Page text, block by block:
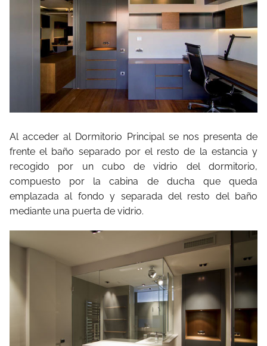
Al acceder al Dormitorio Principal se nos presenta de
frente el baño separado por el resto de la estancia y
recogido por un cubo de vidrio del dormitorio,
compuesto por la cabina de ducha que queda
emplazada al fondo y separada del resto del baño
mediante una puerta de vidrio.